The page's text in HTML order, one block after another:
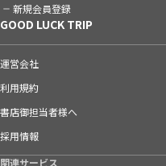
新規会員登録
GOOD LUCK TRIP
運営会社
利用規約
書店御担当者様へ
採用情報
関連サービス